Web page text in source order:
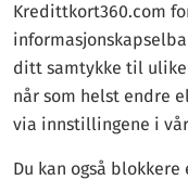
Kredittkort360.com
ditt samtykke til ulike
når som helst endre
via innstillingene i
Du kan også